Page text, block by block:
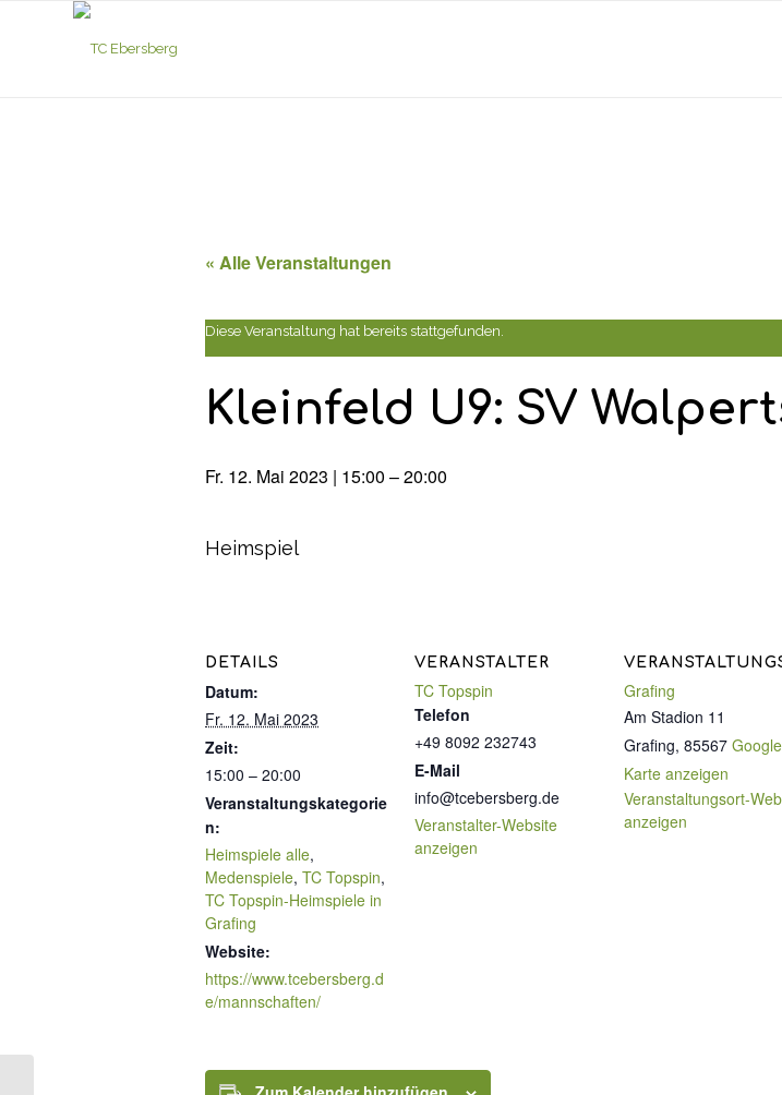
« Alle Veranstaltungen
Diese Veranstaltung hat bereits stattgefunden.
Kleinfeld U9: SV
Fr. 12. Mai 2023 | 15:00 –20:00
Heimspiel
DETAILS
Datum:
Fr. 12. Mai 2023
Zeit:
15:00 – 20:00
Veranstaltungskategorie
n:
Heimspiele alle,
Medenspiele, TC Topspin,
TC Topspin-Heimspiele in
Grafing
Website:
https://www.tcebersberg.d
e/mannschaften/
VERANSTALTER
TC Topspin
Telefon
+49 8092 232743
E-Mail
info@tcebersberg.de
Veranstalter-Website
anzeigen
Grafing
Am Stadion 11
Grafing, 85567 Google
Karte anzeigen
Veranstaltungsort-
anzeigen